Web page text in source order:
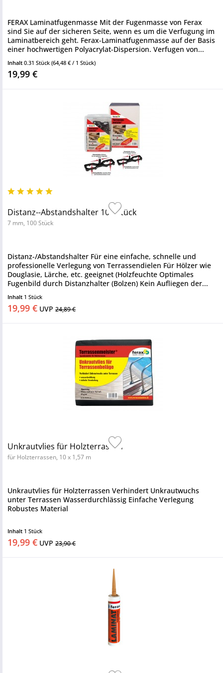
FERAX Laminatfugenmasse Mit der Fugenmasse von Ferax
sind Sie auf der sicheren Seite, wenn es um die Verfugung im
Laminatbereich geht. Ferax-Laminatfugenmasse auf der Basis
einer hochwertigen Polyacrylat-Dispersion. Verfugen von...
Inhalt 0.31 Stück (64,48 € / 1 Stück)
19,99 €
Distanz--Abstandshalter 100 Stück
7 mm, 100 Stück
Distanz-/Abstandshalter Für eine einfache, schnelle und
professionelle Verlegung von Terrassendielen Für Hölzer wie
Douglasie, Lärche, etc. geeignet (Holzfeuchte Optimales
Fugenbild durch Distanzhalter (Bolzen) Kein Aufliegen der...
Inhalt 1 Stück
19,99 € UVP 24,89 €
Unkrautvlies für Holzterrassen
für Holzterrassen, 10 x 1,57 m
Unkrautvlies für Holzterrassen Verhindert Unkrautwuchs
unter Terrassen Wasserdurchlässig Einfache Verlegung
Robustes Material
Inhalt 1 Stück
19,99 € UVP 23,90 €